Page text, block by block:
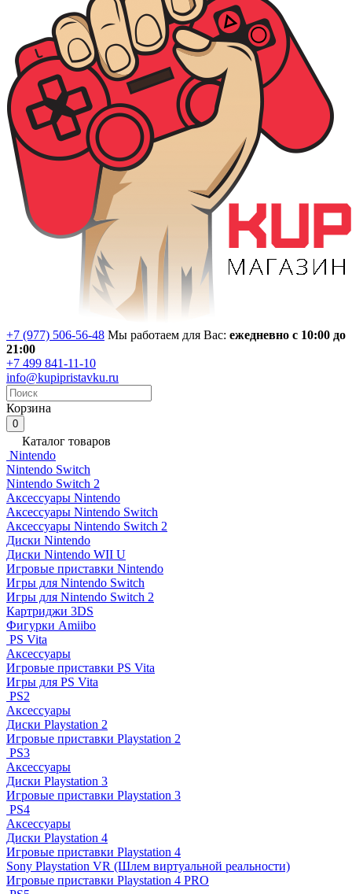
+7 (977) 506-56-48 Мы работаем для Вас: ежедневно с 10:00 до
21:00
+7 499 841-11-10
info@kupipristavku.ru
Корзина
0
Каталог товаров
Nintendo
Nintendo Switch
Nintendo Switch 2
Аксессуары Nintendo
Аксессуары Nintendo Switch
Аксессуары Nintendo Switch 2
Диски Nintendo
Диски Nintendo WII U
Игровые приставки Nintendo
Игры для Nintendo Switch
Игры для Nintendo Switch 2
Картриджи 3DS
Фигурки Amiibo
PS Vita
Аксессуары
Игровые приставки PS Vita
Игры для PS Vita
PS2
Аксессуары
Диски Playstation 2
Игровые приставки Playstation 2
PS3
Аксессуары
Диски Playstation 3
Игровые приставки Playstation 3
PS4
Аксессуары
Диски Playstation 4
Игровые приставки Playstation 4
Sony Playstation VR (Шлем виртуальной реальности)
Игровые приставки Playstation 4 PRO